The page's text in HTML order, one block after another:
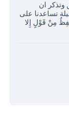
وتذكر ان
تساعدنا على
مِنْ قَوْلٍ إِلا